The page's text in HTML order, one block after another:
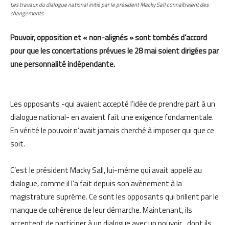
Les travaux du dialogue national initié par le président Macky Sall connaîtraient des
changements.
Pouvoir, opposition et « non-alignés » sont tombés d’accord
pour que les concertations prévues le 28 mai soient dirigées par
une personnalité indépendante.
Les opposants -qui avaient accepté l’idée de prendre part à un
dialogue national- en avaient fait une exigence fondamentale.
En vérité le pouvoir n’avait jamais cherché à imposer qui que ce
soit.
C’est le président Macky Sall, lui-même qui avait appelé au
dialogue, comme il l’a fait depuis son avènement à la
magistrature suprême. Ce sont les opposants qui brillent par le
manque de cohérence de leur démarche. Maintenant, ils